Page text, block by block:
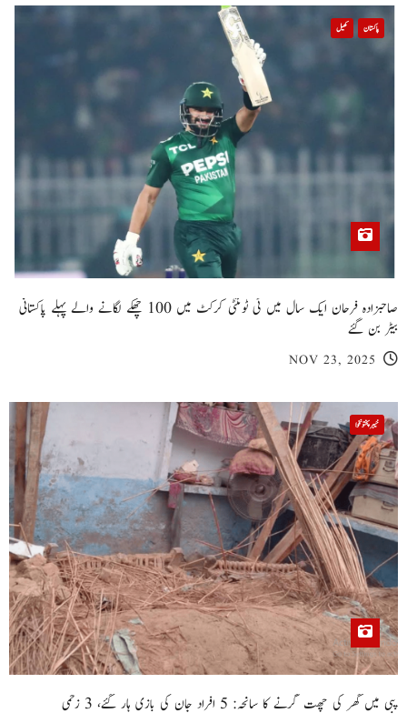
پاکستان کھیل
صاحبزادہ فرحان ایک سال میں ٹی ٹوئنٹی کرکٹ میں 100 چھکے لگانے والے پہلے پاکستانی
بیٹر بن گئے
NOV 23, 2025
خیبر پختونخوا
پبی میں گھر کی چھت گرنے کا سانحہ: 5 افراد جان کی بازی ہار گئے، 3 زخمی